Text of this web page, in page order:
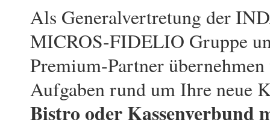
Als Generalvertretung der
MICROS-FIDELIO Gruppe
Premium-Partner
Aufgaben rund um Ihre neue
Bistro oder Kassenverbund